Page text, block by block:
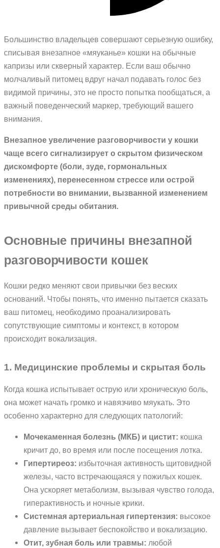
Большинство владельцев совершают серьезную ошибку,
списывая внезапное «мяуканье» кошки на обычные
капризы или скверный характер. Если ваш обычно
молчаливый питомец вдруг начал подавать голос без
видимой причины, это не просто попытка пообщаться, а
важный поведенческий маркер, требующий вашего
внимания.
Внезапное увеличение разговорчивости у кошки
чаще всего сигнализирует о скрытом физическом
дискомфорте (боли, зуде, гормональных
изменениях), перенесенном стрессе или острой
потребности во внимании, вызванной изменением
привычной среды обитания.
Основные причины внезапной
разговорчивости кошек
Кошки редко меняют свои привычки без веских
оснований. Чтобы понять, что именно пытается сказать
ваш питомец, необходимо проанализировать
сопутствующие симптомы и контекст, в котором
происходит вокализация.
1. Медицинские проблемы и скрытая боль
Когда кошка испытывает острую или хроническую боль,
она может начать громко и навязчиво мяукать. Это
особенно характерно для следующих патологий:
Мочекаменная болезнь (МКБ) и цистит: кошка
кричит до, во время или после посещения лотка.
Гипертиреоз: избыточная активность щитовидной
железы, часто встречающаяся у пожилых кошек.
Она ускоряет метаболизм, вызывая чувство голода,
гиперактивность и ночные крики.
Системная артериальная гипертензия: высокое
давление вызывает беспокойство и вокализацию.
Отит, зубная боль или травмы: любой